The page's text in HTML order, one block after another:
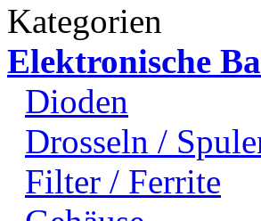
Kategorien
Elektronische
Dioden
Drosseln /
Filter / Ferrite